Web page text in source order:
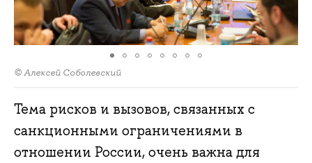
© Алексей Соболевский
Тема рисков и вызовов, связанных с
санкционными ограничениями в
отношении России, очень важна для